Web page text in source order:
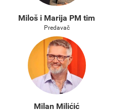
Miloš i Marija PM tim
Predavač
Milan Milićić